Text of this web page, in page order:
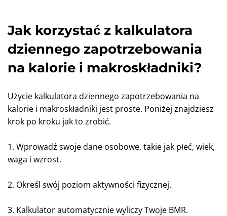
Jak korzystać z kalkulatora
dziennego zapotrzebowania
na kalorie i makroskładniki?
Użycie kalkulatora dziennego zapotrzebowania na
kalorie i makroskładniki jest proste. Poniżej znajdziesz
krok po kroku jak to zrobić.
1. Wprowadź swoje dane osobowe, takie jak płeć, wiek,
waga i wzrost.
2. Określ swój poziom aktywności fizycznej.
3. Kalkulator automatycznie wyliczy Twoje BMR.